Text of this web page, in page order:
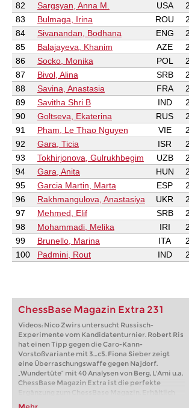
82
Sargsyan, Anna M. USA
83
Bulmaga, Irina ROU
84
Sivanandan, Bodhana ENG
85
Balajayeva, Khanim AZE
86
Socko, Monika POL
87
Bivol, Alina SRB
88
Savina, Anastasia FRA
89
Savitha Shri B IND
90
Goltseva, Ekaterina RUS
91
Pham, Le Thao Nguyen VIE
92
Gara, Ticia ISR
93
Tokhirjonova, Gulrukhbegim UZB
94
Gara, Anita HUN
95
Garcia Martin, Marta ESP
96
Rakhmangulova, Anastasiya UKR
97
Mehmed, Elif SRB
98
Mohammadi, Melika IRI
99
Brunello, Marina ITA
100
Padmini, Rout IND
ChessBase Magazin Extra 231
Videos: Nico Zwirs untersucht Russisch-
Experimente vom Kandidatenturnier. Robert Ris
hat einen Tipp gegen die Caro-Kann-
Vorstoßvariante mit 3…c5. Fiona Sieber zeigt
eine Überraschungswaffe gegen Najdorf.
„Wundertüte“ mit 40 Analysen von Berg, L'Ami u.a.
ChessBase Magazin Extra ist die perfekte
Ergänzung zum ChessBase Magazin. Erhältlich
als Einzelausgabe oder im Abonnement (6